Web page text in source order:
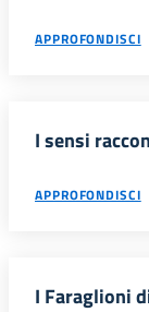
APPROFONDISCI
I sensi
APPROFONDISCI
I Faraglioni